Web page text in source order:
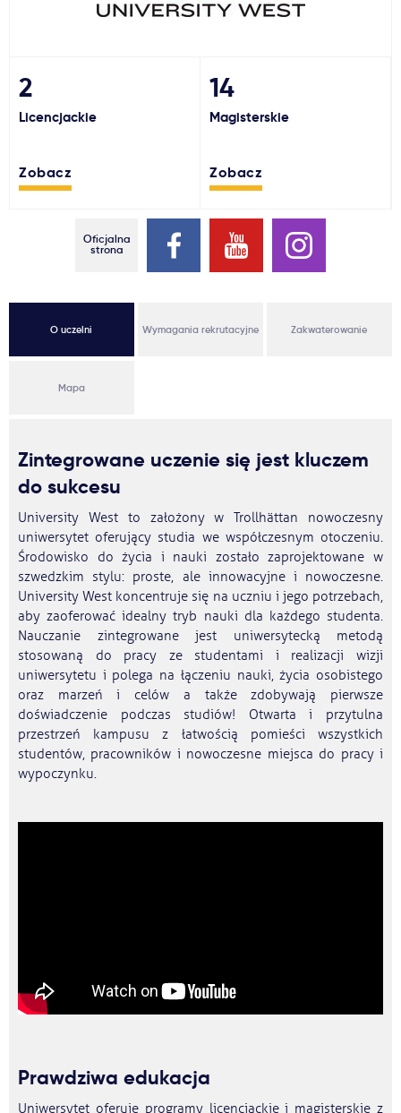
Usługi
Aktualności
2
Licencjackie
Zobacz
14
Magisterskie
Zobacz
Oficjalna
strona
O uczelni Wymagania rekrutacyjne Zakwaterowanie
Mapa
Zintegrowane uczenie się jest kluczem
do sukcesu
University West to założony w Trollhättan nowoczesny
uniwersytet oferujący studia we współczesnym otoczeniu.
Środowisko do życia i nauki zostało zaprojektowane w
szwedzkim stylu: proste, ale innowacyjne i nowoczesne.
University West koncentruje się na uczniu i jego potrzebach,
aby zaoferować idealny tryb nauki dla każdego studenta.
Nauczanie zintegrowane jest uniwersytecką metodą
stosowaną do pracy ze studentami i realizacji wizji
uniwersytetu i polega na łączeniu nauki, życia osobistego
oraz marzeń i celów a także zdobywają pierwsze
doświadczenie podczas studiów! Otwarta i przytulna
przestrzeń kampusu z łatwością pomieści wszystkich
studentów, pracowników i nowoczesne miejsca do pracy i
wypoczynku.
Prawdziwa edukacja
Uniwersytet oferuje programy licencjackie i magisterskie z